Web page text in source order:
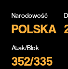
Narodowość
POLSKA
Atak/Blok
352/335